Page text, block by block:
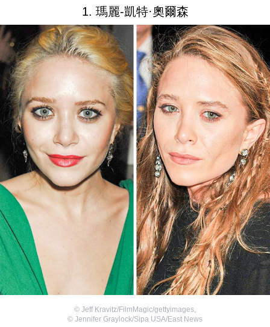
1. 瑪麗-凱特·奧爾森
© Jeff Kravitz/FilmMagic/gettyimages,
© Jennifer Graylock/Sipa USA/East News